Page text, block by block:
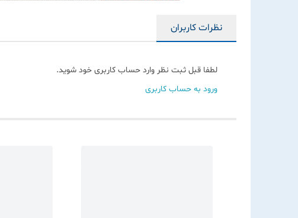
نظرات کاربران
لطفا قبل ثبت نظر وارد حساب کاربری خود شوید.
ورود به حساب کاربری